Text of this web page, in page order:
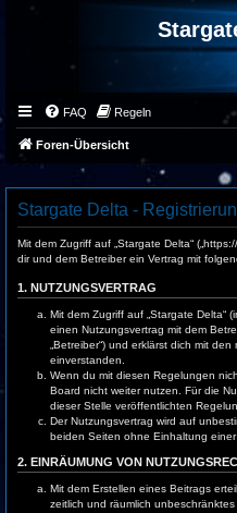
FAQ Regeln
Foren-Übersicht
Stargate Delta -
Mit dem Zugriff auf „Stargate Delta“
dir und dem Betreiber ein Vertrag mit
1. NUTZUNGSVERTRAG
Mit dem Zugriff auf „Stargate Delta“
einen Nutzungsvertrag mit dem
„Betreiber“) und erklärst dich mit
einverstanden.
Wenn du mit diesen Regelungen
Board nicht weiter nutzen. Für die
dieser Stelle veröffentlichten
Der Nutzungsvertrag wird auf
beiden Seiten ohne Einhaltung
2. EINRÄUMUNG VON
Mit dem Erstellen eines Beitrags
zeitlich und räumlich